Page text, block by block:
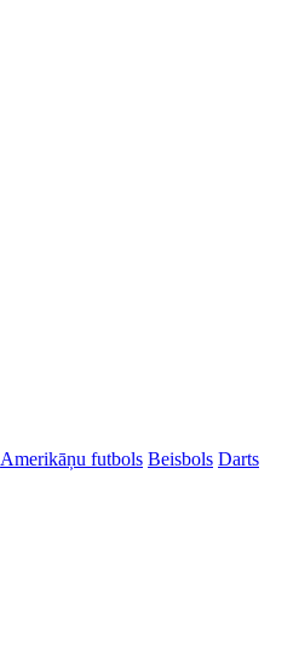
Amerikāņu futbols Beisbols Darts